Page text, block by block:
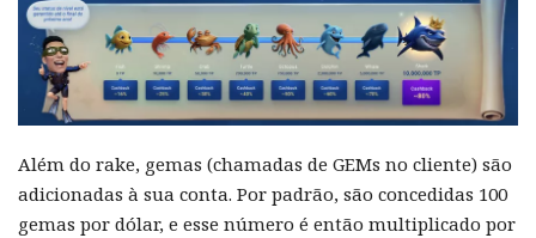
Além do rake, gemas (chamadas de GEMs no cliente) são
adicionadas à sua conta. Por padrão, são concedidas 100
gemas por dólar, e esse número é então multiplicado por